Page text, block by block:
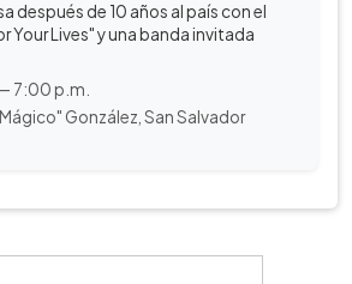
después de 10 años al país con el
Your Lives" y una banda invitada
7:00 p.m.
González, San Salvador